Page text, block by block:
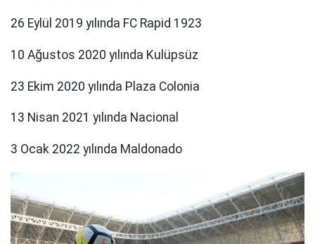
26 Eylül 2019 yılında FC Rapid 1923
10 Ağustos 2020 yılında Kulüpsüz
23 Ekim 2020 yılında Plaza Colonia
13 Nisan 2021 yılında Nacional
3 Ocak 2022 yılında Maldonado